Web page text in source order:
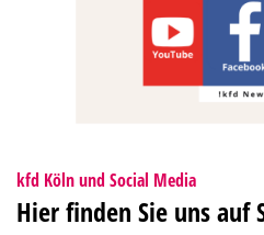
kfd Köln und Social Media:
Hier finden Sie uns auf